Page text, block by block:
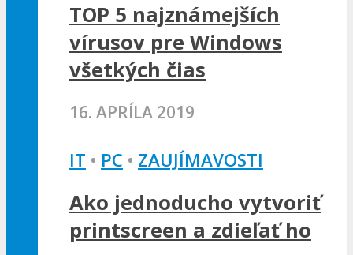
TOP 5 najznámejších
vírusov pre Windows
všetkých čias
16. APRÍLA 2019
IT • PC • ZAUJÍMAVOSTI
Ako jednoducho vytvoriť
printscreen a zdieľať ho